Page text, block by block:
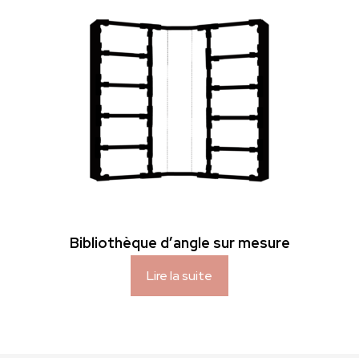
Bibliothèque d’angle sur mesure
Lire la suite